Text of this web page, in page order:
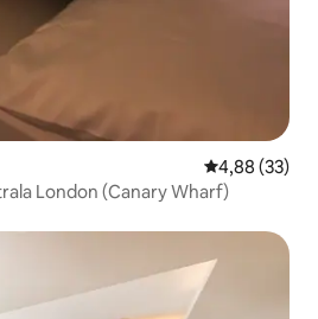
4,88 av 5 i
4,88 (33)
London (Canary Wharf)